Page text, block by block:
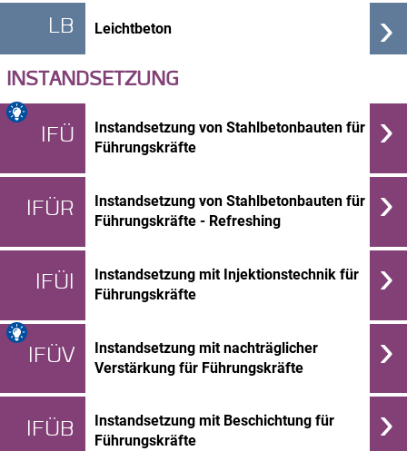
LB Leichtbeton ›
INSTANDSETZUNG
IFÜ
Instandsetzung von Stahlbetonbauten für
Führungskräfte
›
IFÜR
Instandsetzung von Stahlbetonbauten für
Führungskräfte - Refreshing
›
IFÜI
Instandsetzung mit Injektionstechnik für
Führungskräfte
›
IFÜV
Instandsetzung mit nachträglicher
Verstärkung für Führungskräfte
›
IFÜB
Instandsetzung mit Beschichtung für
Führungskräfte
›